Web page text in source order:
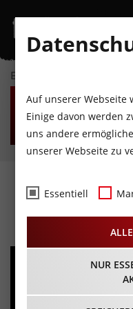
EVENTKALENDER
DO
6
AUGUST
FR
7
AUGUST
Last
29.04.2023
Auf unserer Webseite
Einige davon werden
uns andere
unserer Webseite zu
Essentiell
NUR